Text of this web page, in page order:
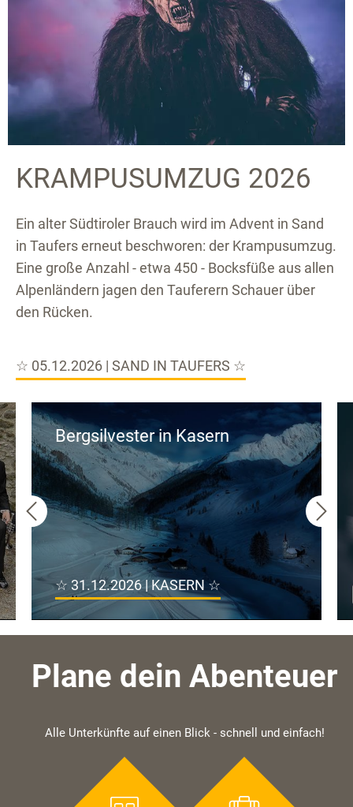
KRAMPUSUMZUG 2026
Ein alter Südtiroler Brauch wird im Advent in Sand
in Taufers erneut beschworen: der Krampusumzug.
Eine große Anzahl - etwa 450 - Bocksfüße aus allen
Alpenländern jagen den Tauferern Schauer über
den Rücken.
☆ 05.12.2026 | SAND IN TAUFERS ☆
Bergsilvester in Kasern
☆ 31.12.2026 | KASERN ☆
Plane dein Abenteuer
Alle Unterkünfte auf einen Blick - schnell und einfach!